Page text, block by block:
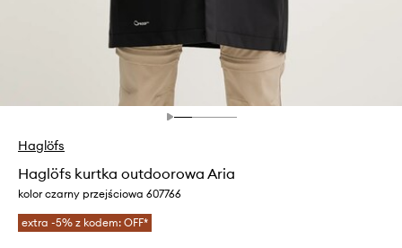
Haglöfs
Haglöfs kurtka outdoorowa Aria
kolor czarny przejściowa 607766
extra -5% z kodem: OFF*